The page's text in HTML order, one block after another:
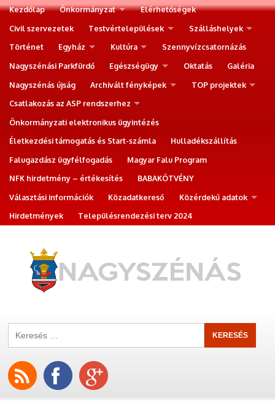
Kezdőlap Önkormányzat
Elérhetőségek
Civil szervezetek
Testvértelepülések
Szálláshelyek
Történet
Egyház Kultúra
Szennyvízcsatornázás
Nagyszénási Parkfürdő
Egészségügy Oktatás
Galéria
Nagyszénás újság
Archivált fényképek
TOP projektek
Csatlakozás az ASP rendszerhez
Önkormányzati elektronikus ügyintézés
Életkezdési támogatás és Start-számla
Hulladékszállítás
Falugazdász ügyfélfogadás
Magyar Falu Program
NFK hirdetmény – értékesítés
BABAKÖTVÉNY
Választási információk
Közadatkereső
Közérdekű adatok
Hirdetmények
Településrendezési terv 2024